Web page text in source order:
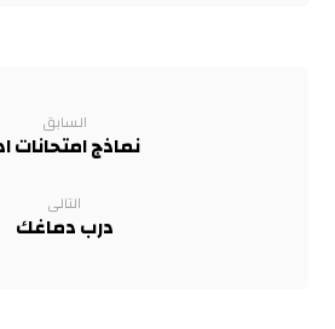
السابق
نماذج امتحانات
التالى
درب دماغك